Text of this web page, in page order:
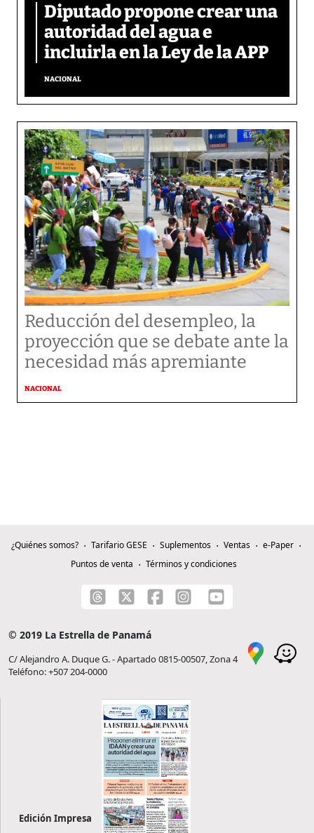
Diputado propone crear una
autoridad del agua e
incluirla en la Ley de la APP
NACIONAL
Reducción del desempleo, la
proyección que se debate ante la
necesidad más apremiante
NACIONAL
¿Quiénes somos? Tarifario GESE Suplementos Ventas
e-Paper
Puntos de venta
Términos y condiciones
© 2019 La Estrella de Panamá
C/ Alejandro A. Duque G. - Apartado 0815-00507, Zona 4
Teléfono: +507 204-0000
Edición Impresa